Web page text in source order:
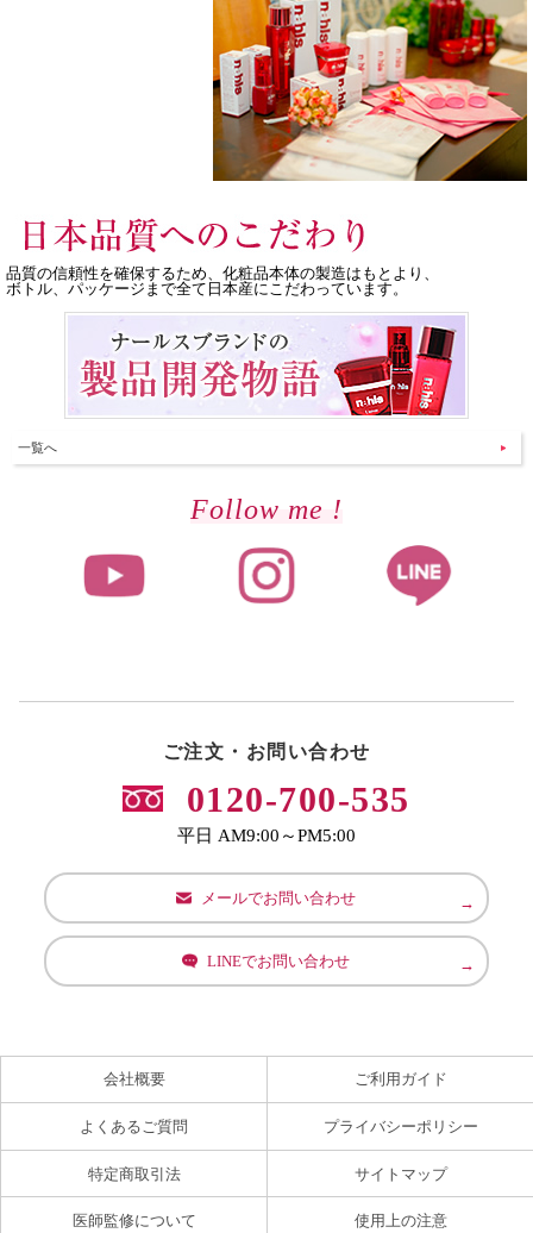
品質の信頼性を確保するため、化粧品本体の製造はもとより、
ボトル、パッケージまで全て日本産にこだわっています。
一覧へ
Follow me !
ご注文・お問い合わせ
0120-700-535
平日 AM9:00～PM5:00
メールでお問い合わせ
LINEでお問い合わせ
会社概要 ご利用ガイド
よくあるご質問 プライバシーポリシー
特定商取引法 サイトマップ
医師監修について 使用上の注意